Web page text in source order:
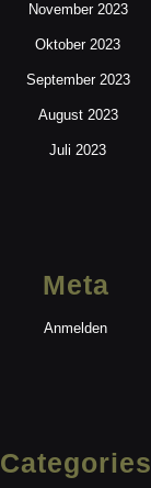
November 2023
Oktober 2023
September 2023
August 2023
Juli 2023
Meta
Anmelden
Categories